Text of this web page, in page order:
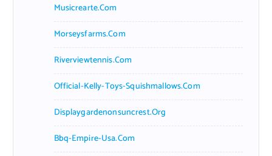
Musicrearte.com
Morseysfarms.com
Riverviewtennis.com
Official-Kelly-Toys-Squishmallows.com
Displaygardenonsuncrest.org
Bbq-Empire-Usa.com